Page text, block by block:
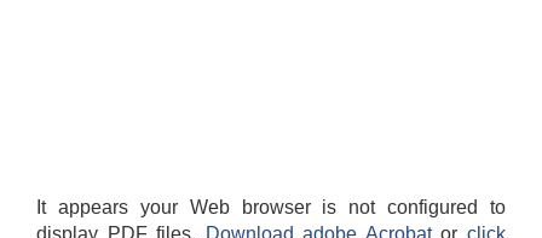
It appears your Web browser is not configured to